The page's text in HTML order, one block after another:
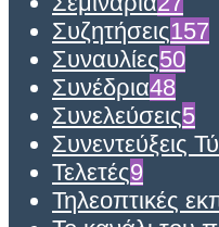
Συζητήσεις157
Συναυλίες50
Συνέδρια48
Συνελεύσεις5
Συνεντεύξεις
Τελετές9
Τηλεοπτικές